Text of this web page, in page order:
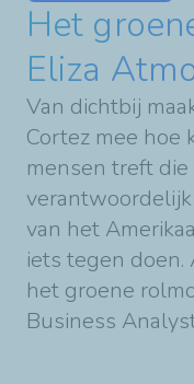
Het
Eliza
Van dichtbij
Cortez mee hoe
mensen treft
van het
iets tegen doen.
het groene
Business